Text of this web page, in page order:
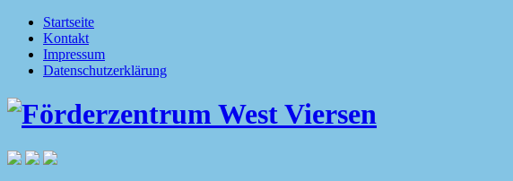
Startseite
Kontakt
Impressum
Datenschutzerklärung